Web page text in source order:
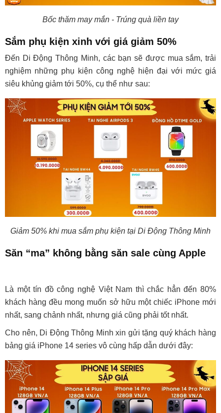
Bốc thăm may mắn - Trúng quà liền tay
Sắm phụ kiện xinh với giá giảm 50%
Đến Di Động Thông Minh, các bạn sẽ được mua sắm, trải
nghiệm những phụ kiện công nghệ hiện đại với mức giá
siêu khủng giảm tới 50%, cụ thể như sau:
Giảm 50% khi mua sắm phụ kiện tại Di Động Thông Minh
Săn “ma” không bằng săn sale cùng Apple
Là một tín đồ công nghệ Việt Nam thì chắc hẳn đến 80%
khách hàng đều mong muốn sở hữu một chiếc iPhone mới
nhất, sang chảnh nhất, nhưng giá cũng phải tốt nhất.
Cho nên, Di Động Thông Minh xin gửi tặng quý khách hàng
bảng giá iPhone 14 series vô cùng hấp dẫn dưới đây: